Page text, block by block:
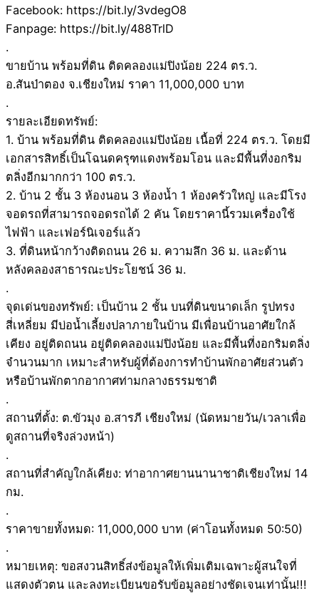
Facebook: https://bit.ly/3vdegO8
Fanpage: https://bit.ly/488TrlD
.
ขายบ้าน พร้อมที่ดิน ติดคลองแม่ปิงน้อย 224 ตร.ว.
อ.สันป่าตอง จ.เชียงใหม่ ราคา 11,000,000 บาท
.
รายละเอียดทรัพย์:
1. บ้าน พร้อมที่ดิน ติดคลองแม่ปิงน้อย เนื้อที่ 224 ตร.ว. โดยมี
เอกสารสิทธิ์เป็นโฉนดครุฑแดงพร้อมโอน และมีพื้นที่งอกริม
ตลิ่งอีกมากกว่า 100 ตร.ว.
2. บ้าน 2 ชั้น 3 ห้องนอน 3 ห้องน้ำ 1 ห้องครัวใหญ่ และมีโรง
จอดรถที่สามารถจอดรถได้ 2 คัน โดยราคานี้รวมเครื่องใช้
ไฟฟ้า และเฟอร์นิเจอร์แล้ว
3. ที่ดินหน้ากว้างติดถนน 26 ม. ความลึก 36 ม. และด้าน
หลังคลองสาธารณะประโยชน์ 36 ม.
.
จุดเด่นของทรัพย์: เป็นบ้าน 2 ชั้น บนที่ดินขนาดเล็ก รูปทรง
สี่เหลี่ยม มีบ่อน้ำเลี้ยงปลาภายในบ้าน มีเพื่อนบ้านอาศัยใกล้
เคียง อยู่ติดถนน อยู่ติดคลองแม่ปิงน้อย และมีพื้นที่งอกริมตลิ่ง
จำนวนมาก เหมาะสำหรับผู้ที่ต้องการทำบ้านพักอาศัยส่วนตัว
หรือบ้านพักตากอากาศท่ามกลางธรรมชาติ
.
สถานที่ตั้ง: ต.ขัวมุง อ.สารภี เชียงใหม่ (นัดหมายวัน/เวลาเพื่อ
ดูสถานที่จริงล่วงหน้า)
.
สถานที่สำคัญใกล้เคียง: ท่าอากาศยานนานาชาติเชียงใหม่ 14
กม.
.
ราคาขายทั้งหมด: 11,000,000 บาท (ค่าโอนทั้งหมด 50:50)
.
หมายเหตุ: ขอสงวนสิทธิ์ส่งข้อมูลให้เพิ่มเติมเฉพาะผู้สนใจที่
แสดงตัวตน และลงทะเบียนขอรับข้อมูลอย่างชัดเจนเท่านั้น!!!